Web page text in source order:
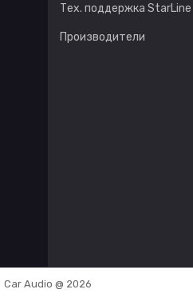
Тех. поддержка StarLine
Производители
Car Audio @ 2026